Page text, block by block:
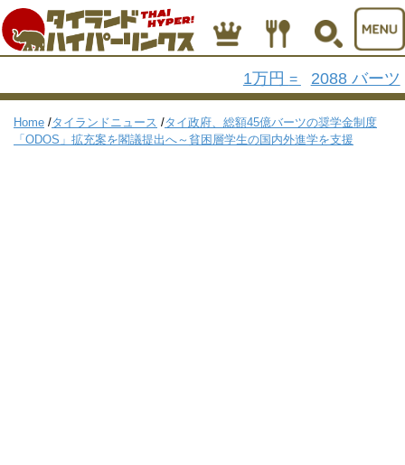
1万円 = 2088 バーツ
Home /タイランドニュース /タイ政府、総額45億バーツの奨学金制度
「ODOS」拡充案を閣議提出へ～貧困層学生の国内外進学を支援